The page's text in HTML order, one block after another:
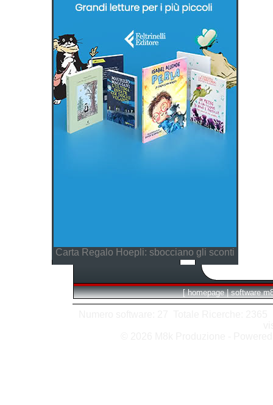
Carta Regalo Hoepli: sbocciano gli sconti
[ homepage | software